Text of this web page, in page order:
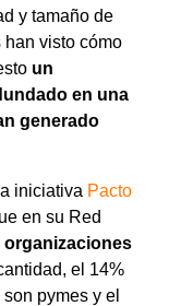
y tamaño de
han visto cómo
un
en una
generado
iniciativa Pacto
en su Red
organizaciones
el 14%
pymes y el